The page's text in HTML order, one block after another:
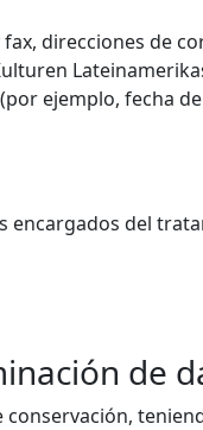
direcciones de
ejemplo, fecha
encargados del
de